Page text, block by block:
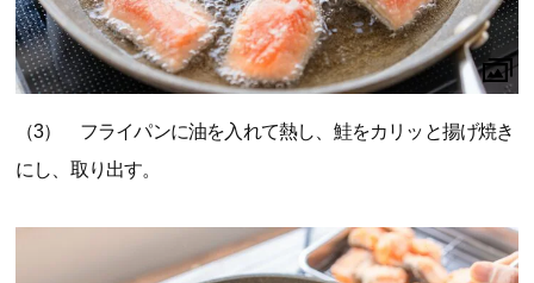
（3） フライパンに油を入れて熱し、鮭をカリッと揚げ焼き
にし、取り出す。